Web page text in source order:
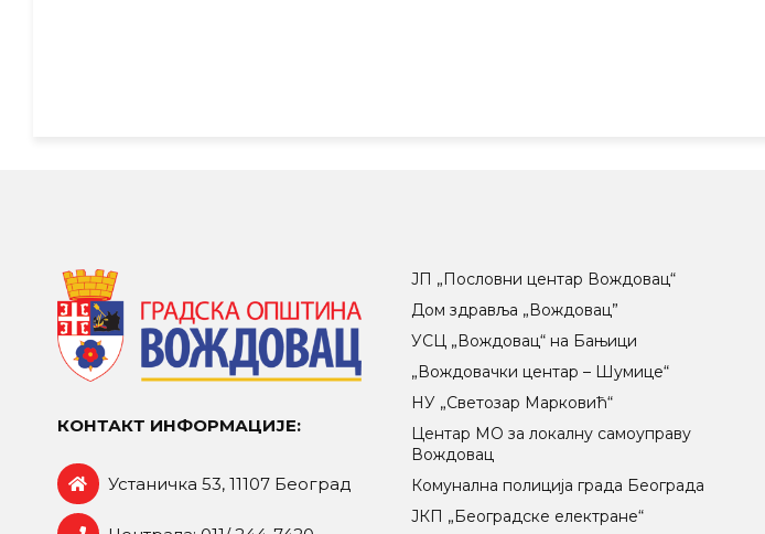
КОНТАКТ ИНФОРМАЦИЈЕ:
Устаничка 53, 11107 Београд
ЈП „Пословни центар Вождовац“
Дом здравља „Вождовац”
УСЦ „Вождовац“ на Бањици
„Вождовачки центар – Шумице“
НУ „Светозар Марковић“
Центар МO за локалну самоуправу
Вождовац
Комунална полиција града Београда
ЈКП „Београдске електране“